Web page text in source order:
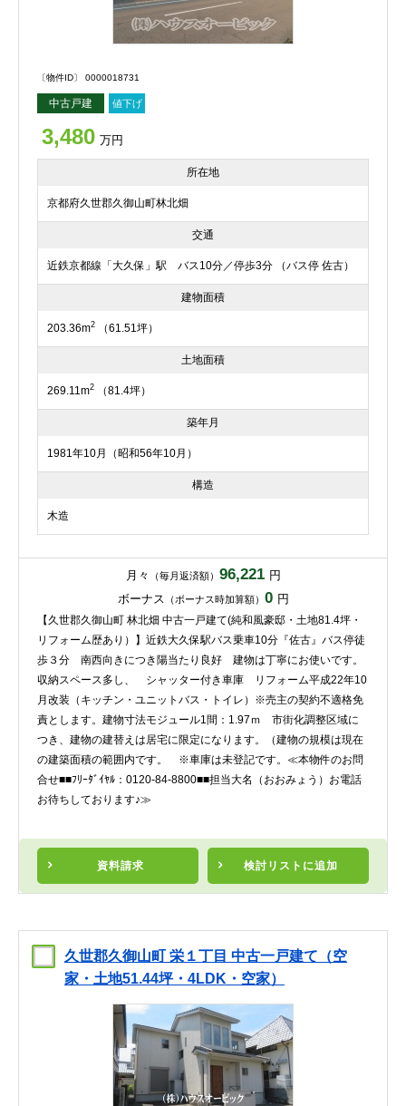
〔物件ID〕 0000018731
中古戸建 値下げ
3,480 万円
所在地
京都府久世郡久御山町林北畑
交通
近鉄京都線「大久保」駅 バス10分／停歩3分 （バス停 佐古）
建物面積
203.36m2 （61.51坪）
土地面積
269.11m2 （81.4坪）
築年月
1981年10月（昭和56年10月）
構造
木造
月々 （毎月返済額） 96,221 円
ボーナス （ボーナス時加算額） 0 円
資料請求 検討リスト に追加
【久世郡久御山町 林北畑 中古一戸建て(純和風豪邸・土地81.4坪・
リフォーム歴あり）】近鉄大久保駅バス乗車10分『佐古』バス停徒
歩３分 南西向きにつき陽当たり良好 建物は丁寧にお使いです。
収納スペース多し、 シャッター付き車庫 リフォーム平成22年10
月改装（キッチン・ユニットバス・トイレ）※売主の契約不適格免
責とします。建物寸法モジュール1間：1.97ｍ 市街化調整区域に
つき、建物の建替えは居宅に限定になります。（建物の規模は現在
の建築面積の範囲内です。 ※車庫は未登記です。≪本物件のお問
合せ■■ﾌﾘｰﾀﾞｲﾔﾙ：0120-84-8800■■担当大名（おおみょう）お電話
お待ちしております♪≫
久世郡久御山町 栄１丁目 中古一戸建て（空
家・土地51.44坪・4LDK・空家）